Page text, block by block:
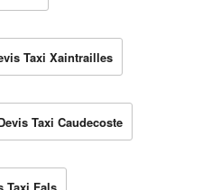
Taxi Xaintrailles
Taxi Caudecoste